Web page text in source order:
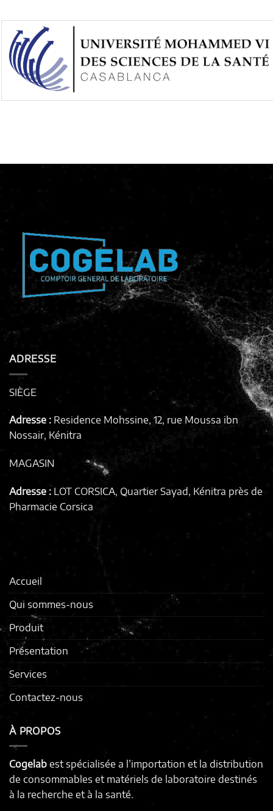
ADRESSE
SIÈGE
Adresse : Residence Mohssine, 12, rue Moussa ibn
Nossair, Kénitra
MAGASIN
Adresse : LOT CORSICA, Quartier Sayad, Kénitra près de
Pharmacie Corsica
Accueil
Qui sommes-nous
Produit
Présentation
Services
Contactez-nous
À PROPOS
Cogelab est spécialisée a l’importation et la distribution
de consommables et matériels de laboratoire destinés
à la recherche et à la santé.